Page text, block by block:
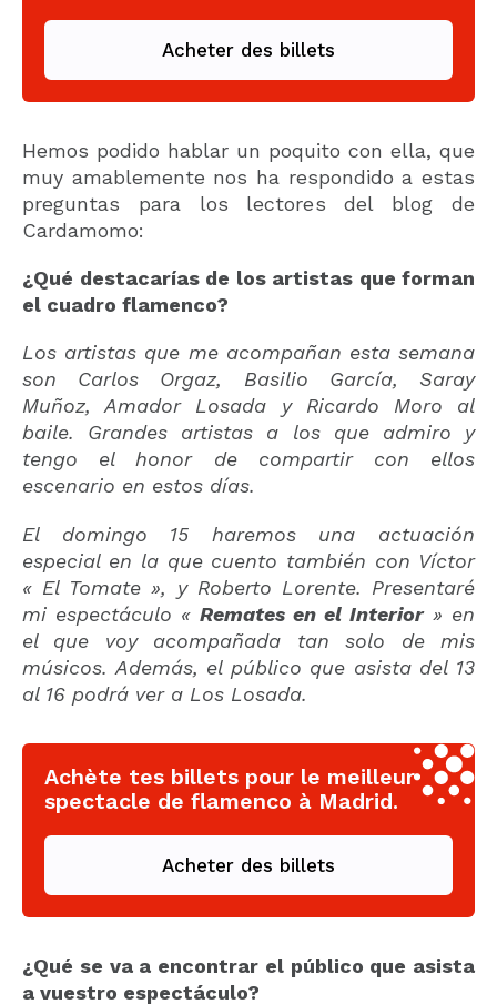
Acheter des billets
Hemos podido hablar un poquito con ella, que
muy amablemente nos ha respondido a estas
preguntas para los lectores del blog de
Cardamomo:
¿Qué destacarías de los artistas que forman
el cuadro flamenco?
Los artistas que me acompañan esta semana
son Carlos Orgaz, Basilio García, Saray
Muñoz, Amador Losada y Ricardo Moro al
baile. Grandes artistas a los que admiro y
tengo el honor de compartir con ellos
escenario en estos días.
El domingo 15 haremos una actuación
especial en la que cuento también con Víctor
« El Tomate », y Roberto Lorente. Presentaré
mi espectáculo « Remates en el Interior» en
el que voy acompañada tan solo de mis
músicos. Además, el público que asista del 13
al 16 podrá ver a Los Losada.
Achète tes billets pour le meilleur
spectacle de flamenco à Madrid.
Acheter des billets
¿Qué se va a encontrar el público que asista
a vuestro espectáculo?